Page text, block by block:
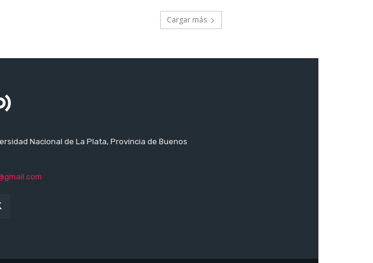
Cargar más
Nacional de La Plata, Provincia de Buenos